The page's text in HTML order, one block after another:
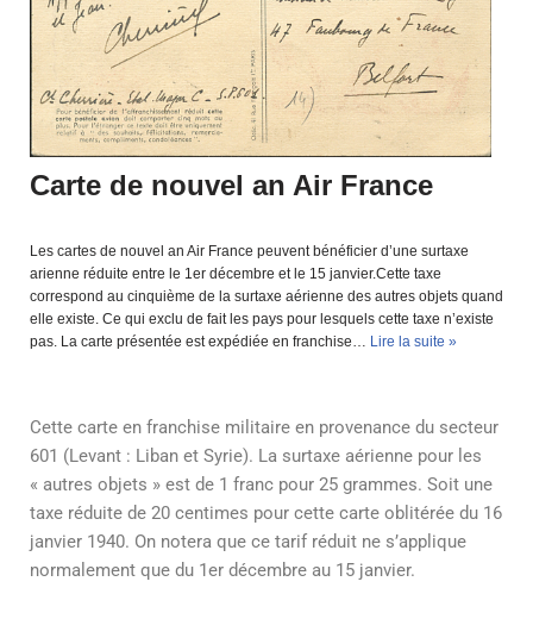
Carte de nouvel an Air France
Les cartes de nouvel an Air France peuvent bénéficier d’une surtaxe
arienne réduite entre le 1er décembre et le 15 janvier.Cette taxe
correspond au cinquième de la surtaxe aérienne des autres objets quand
elle existe. Ce qui exclu de fait les pays pour lesquels cette taxe n’existe
pas. La carte présentée est expédiée en franchise… Lire la suite »
Cette carte en franchise militaire en provenance du secteur
601 (Levant : Liban et Syrie). La surtaxe aérienne pour les
« autres objets » est de 1 franc pour 25 grammes. Soit une
taxe réduite de 20 centimes pour cette carte oblitérée du 16
janvier 1940. On notera que ce tarif réduit ne s’applique
normalement que du 1er décembre au 15 janvier.